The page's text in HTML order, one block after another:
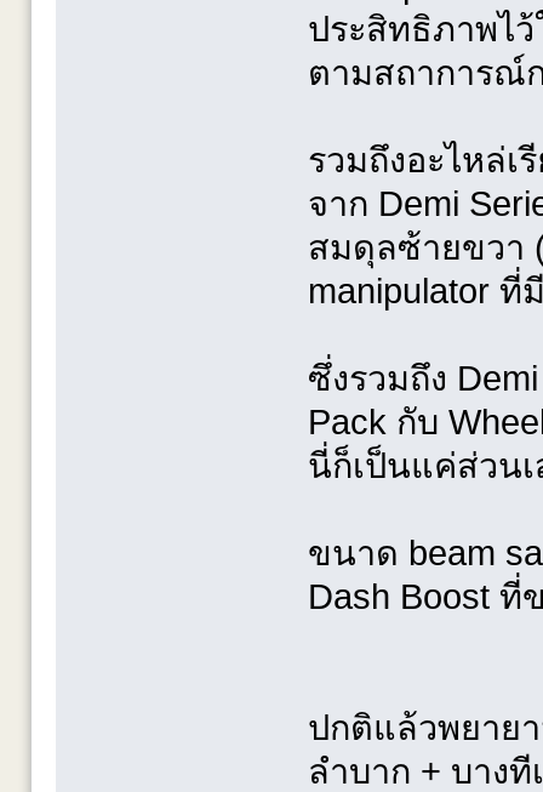
ประสิทธิภาพไ
ตามสถาการณ์
รวมถึงอะไหล่
จาก Demi
สมดุลซ้ายขวา
manipulator
ซึ่งรวมถึง
Pack กับ
นี่ก็เป็นแค่ส่วน
ขนาด beam
Dash Boost ที่
ปกติแล้วพยายา
ลำบาก + บาง